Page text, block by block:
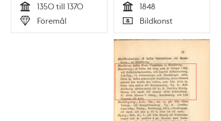
Tid
1350 till 1370
Typ
Föremål Tid
1848
Typ
Bildkonst